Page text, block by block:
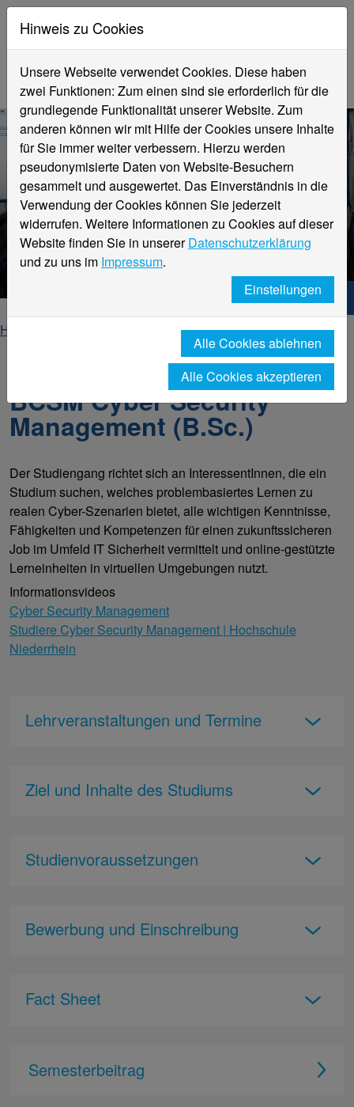
BCSM Cyber Security
Management
Bachelor of Science (B.Sc.)
Hochschule Niederrhein. Dein Weg.
Home
Wirtschaftswissenschaften
Studienangebote
Cyber Security Management (Bachelor of Science)
BCSM Cyber Security
Management (B.Sc.)
Der Studiengang richtet sich an InteressentInnen, die ein
Studium suchen, welches problembasiertes Lernen zu
realen Cyber-Szenarien bietet, alle wichtigen Kenntnisse,
Fähigkeiten und Kompetenzen für einen zukunftssicheren
Job im Umfeld IT Sicherheit vermittelt und online-gestützte
Lerneinheiten in virtuellen Umgebungen nutzt.
Informationsvideos
Cyber Security Management
Studiere Cyber Security Management | Hochschule
Niederrhein
Lehrveranstaltungen und Termine
Ziel und Inhalte des Studiums
Studienvoraussetzungen
Bewerbung und Einschreibung
Fact Sheet
Semesterbeitrag
Hinweis zu Cookies
Unsere Webseite verwendet Cookies. Diese haben
zwei Funktionen: Zum einen sind sie erforderlich für die
grundlegende Funktionalität unserer Website. Zum
anderen können wir mit Hilfe der Cookies unsere Inhalte
für Sie immer weiter verbessern. Hierzu werden
pseudonymisierte Daten von Website-Besuchern
gesammelt und ausgewertet. Das Einverständnis in die
Verwendung der Cookies können Sie jederzeit
widerrufen. Weitere Informationen zu Cookies auf dieser
Website finden Sie in unsererDatenschutzerklärung
und zu uns im Impressum.
Einstellungen
Alle Cookies ablehnen
Alle Cookies akzeptieren